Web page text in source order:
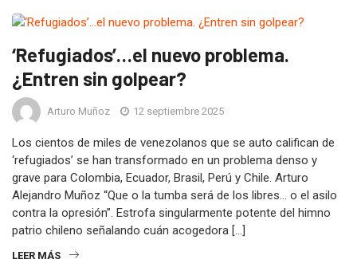
‘Refugiados’…el nuevo problema.
¿Entren sin golpear?
Arturo Muñoz 12 septiembre 2025
Los cientos de miles de venezolanos que se auto califican de
‘refugiados’ se han transformado en un problema denso y
grave para Colombia, Ecuador, Brasil, Perú y Chile. Arturo
Alejandro Muñoz “Que o la tumba será de los libres… o el asilo
contra la opresión”. Estrofa singularmente potente del himno
patrio chileno señalando cuán acogedora […]
LEER MÁS